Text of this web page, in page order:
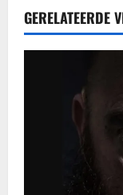
GERELATEERDE